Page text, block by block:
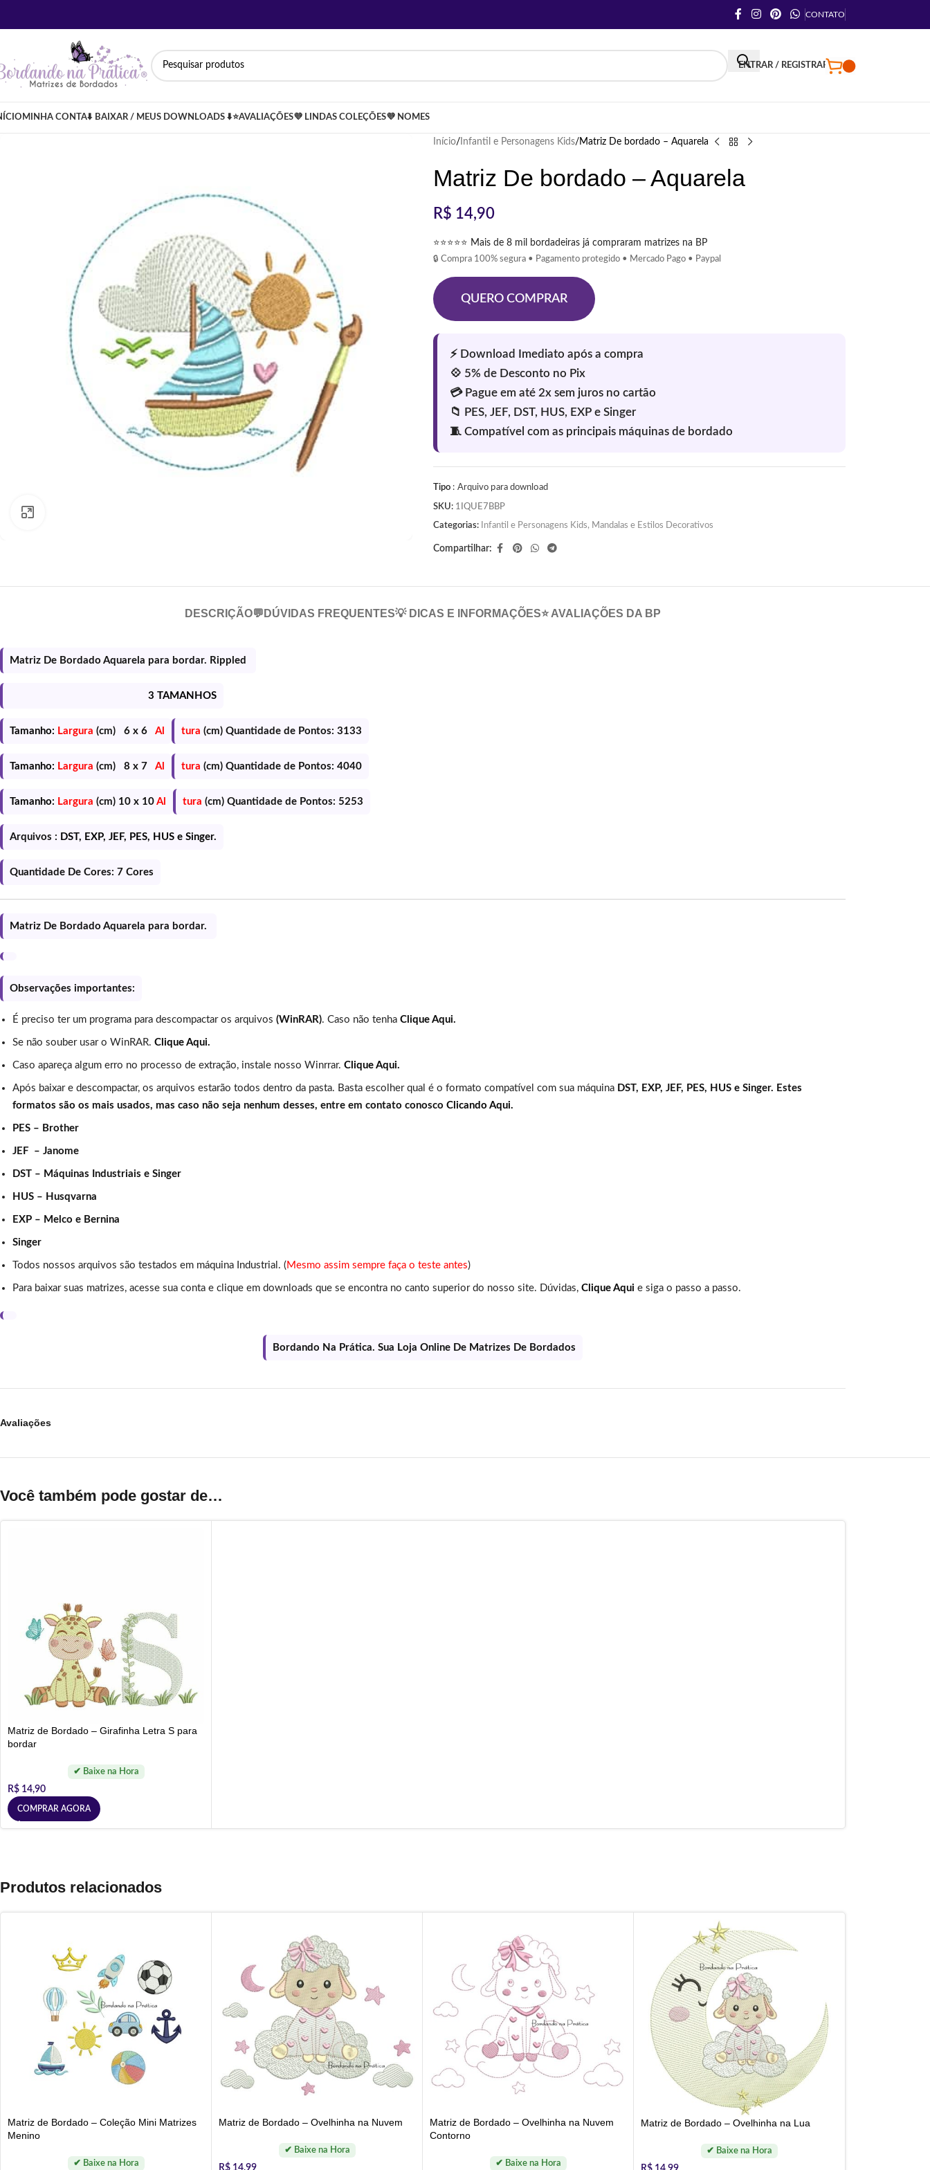
CONTATO
ENTRAR / REGISTRAR
MINHA CONTA⬇️ BAIXAR / MEUS DOWNLOADS ⬇️⭐AVALIAÇÕES💜 LINDAS COLEÇÕES💜 NOMES
Início Infantil e Personagens Kids Matriz De bordado – Aquarela
Matriz De bordado – Aquarela
R$ 14,90
⭐⭐⭐⭐⭐ Mais de 8 mil bordadeiras já compraram matrizes na BP
🔒 Compra 100% segura • Pagamento protegido • Mercado Pago • Paypal
QUERO COMPRAR
Tipo : Arquivo para download
SKU: 1IQUE7BBP
Categorias: Infantil e Personagens Kids, Mandalas e Estilos Decorativos
Compartilhar:
DESCRIÇÃO💬DÚVIDAS FREQUENTES💡 DICAS E INFORMAÇÕES⭐ AVALIAÇÕES DA BP
Matriz De Bordado Aquarela para bordar. Rippled
3 TAMANHOS
Tamanho: Largura (cm) 6 x 6 Al tura (cm) Quantidade de Pontos: 3133
Tamanho: Largura (cm) 8 x 7 Al tura (cm) Quantidade de Pontos: 4040
Tamanho: Largura (cm) 10 x 10 Al tura (cm) Quantidade de Pontos: 5253
Arquivos : DST, EXP, JEF, PES, HUS e Singer.
Quantidade De Cores: 7 Cores
Matriz De Bordado Aquarela para bordar.
Observações importantes:
É preciso ter um programa para descompactar os arquivos (WinRAR). Caso não tenha Clique Aqui.
Se não souber usar o WinRAR. Clique Aqui.
Caso apareça algum erro no processo de extração, instale nosso Winrrar. Clique Aqui.
Após baixar e descompactar, os arquivos estarão todos dentro da pasta. Basta escolher qual é o formato compatível com sua máquina DST, EXP, JEF, PES, HUS e Singer. Estes
formatos são os mais usados, mas caso não seja nenhum desses, entre em contato conosco Clicando Aqui.
PES – Brother
JEF – Janome
DST – Máquinas Industriais e Singer
HUS – Husqvarna
EXP – Melco e Bernina
Singer
Todos nossos arquivos são testados em máquina Industrial. ( Mesmo assim sempre faça o teste antes)
Para baixar suas matrizes, acesse sua conta e clique em downloads que se encontra no canto superior do nosso site. Dúvidas, Clique Aqui e siga o passo a passo.
Bordando Na Prática. Sua Loja Online De Matrizes De Bordados
Avaliações
Você também pode gostar de…
Matriz de Bordado – Girafinha Letra S para
bordar
R$ 14,90
COMPRAR AGORA
Produtos relacionados
Matriz de Bordado – Coleção Mini Matrizes
Menino
Matriz de Bordado – Ovelhinha na Nuvem
R$ 14,99
Matriz de Bordado – Ovelhinha na Nuvem
Contorno
Matriz de Bordado – Ovelhinha na Lua